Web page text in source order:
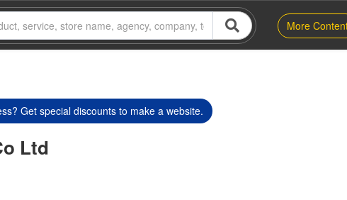
More
Get special discounts to make a website.
Ltd